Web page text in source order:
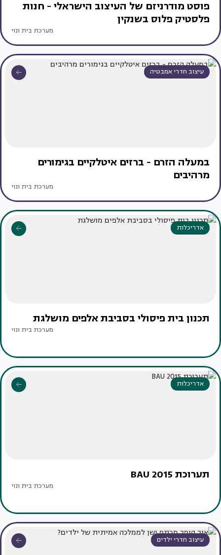
פוסט מודרניזם של העיצוב הישראלי - חנות
פלסטיק פלוס בשנקין
מערכת בית ונוי
עיצוב חדרי אמבטיה
במעלה הזרם - ברזים איטלקיים בגימורים
מרהיבים
מערכת בית ונוי
אדריכלות
תכנון בית פיסולי בסביבת אלפים מושלגת
מערכת בית ונוי
אדריכלות
תערוכת BAU 2015
מערכת בית ונוי
עיצוב חדרי ילדים